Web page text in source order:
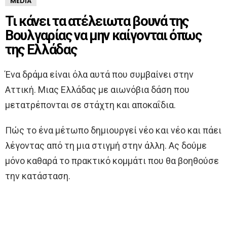
Τι κάνει τα ατέλειωτα βουνά της
Βουλγαρίας να μην καίγονται όπως
της Ελλάδας
Ένα δράμα είναι όλα αυτά που συμβαίνει στην
Αττική. Μιας Ελλάδας με αιωνόβια δάση που
μετατρέπονται σε στάχτη και αποκαΐδια.
Πώς το ένα μέτωπο δημιουργεί νέο και νέο και πάει
λέγοντας από τη μια στιγμή στην άλλη. Ας δούμε
μόνο καθαρά το πρακτικό κομμάτι που θα βοηθούσε
την κατάσταση.